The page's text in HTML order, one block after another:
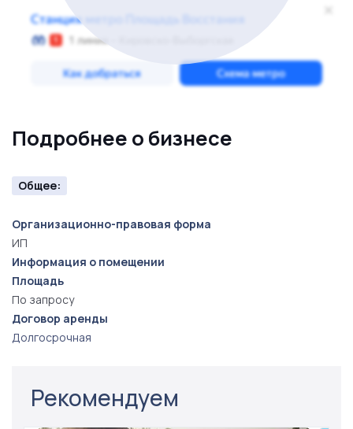
Подробнее о бизнесе
Общее:
Организационно-правовая форма
ИП
Информация о помещении
Площадь
По запросу
Договор аренды
Долгосрочная
Рекомендуем